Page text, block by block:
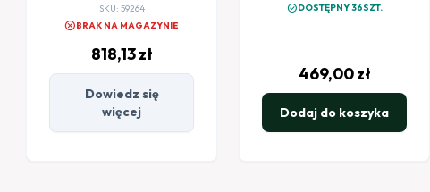
SKU: 59264
cancelBRAK NA MAGAZYNIE
818,13zł
Dowiedz się
więcej
check_circleDOSTĘPNY 36SZT.
469,00zł
Dodaj do koszyka